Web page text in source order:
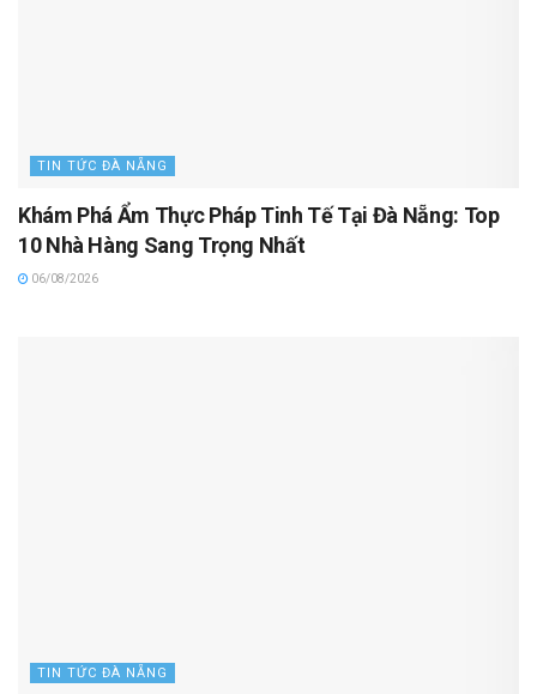
TIN TỨC ĐÀ NẴNG
Khám Phá Ẩm Thực Pháp Tinh Tế Tại Đà Nẵng: Top
10 Nhà Hàng Sang Trọng Nhất
06/08/2026
TIN TỨC ĐÀ NẴNG